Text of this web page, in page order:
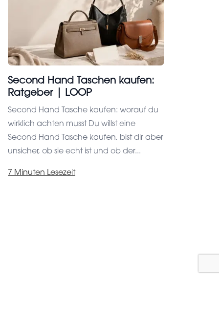
Second Hand Taschen kaufen:
Ratgeber | LOOP
Second Hand Tasche kaufen: worauf du
wirklich achten musst Du willst eine
Second Hand Tasche kaufen, bist dir aber
unsicher, ob sie echt ist und ob der...
7 Minuten Lesezeit
Datenschutzeinstellungen
Deine Zufriedenheit ist unser Ziel, deshalb
verwenden wir Cookies. Mit diesen ermöglichen
wir es unserer Website, zuverlässig und sicher zu
Dich besser anzusprechen.
Cookies sind erforderlich, damit alles technisch
funktioniert und Du auch externe Inhalte lesen
Dein Surfverhalten auf unserer Seite zu
gewinnen, um unseren Service für Dich zu
verbessern. Mehr über die von uns verwendeten
Durch Klicken auf »Zustimmen und fortfahren«